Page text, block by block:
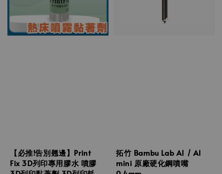
【必推!告別翹邊】Print
Fix 3D列印專用膠水 噴膠
拓竹 Bambu Lab A1 / A1
mini 原廠硬化鋼噴嘴